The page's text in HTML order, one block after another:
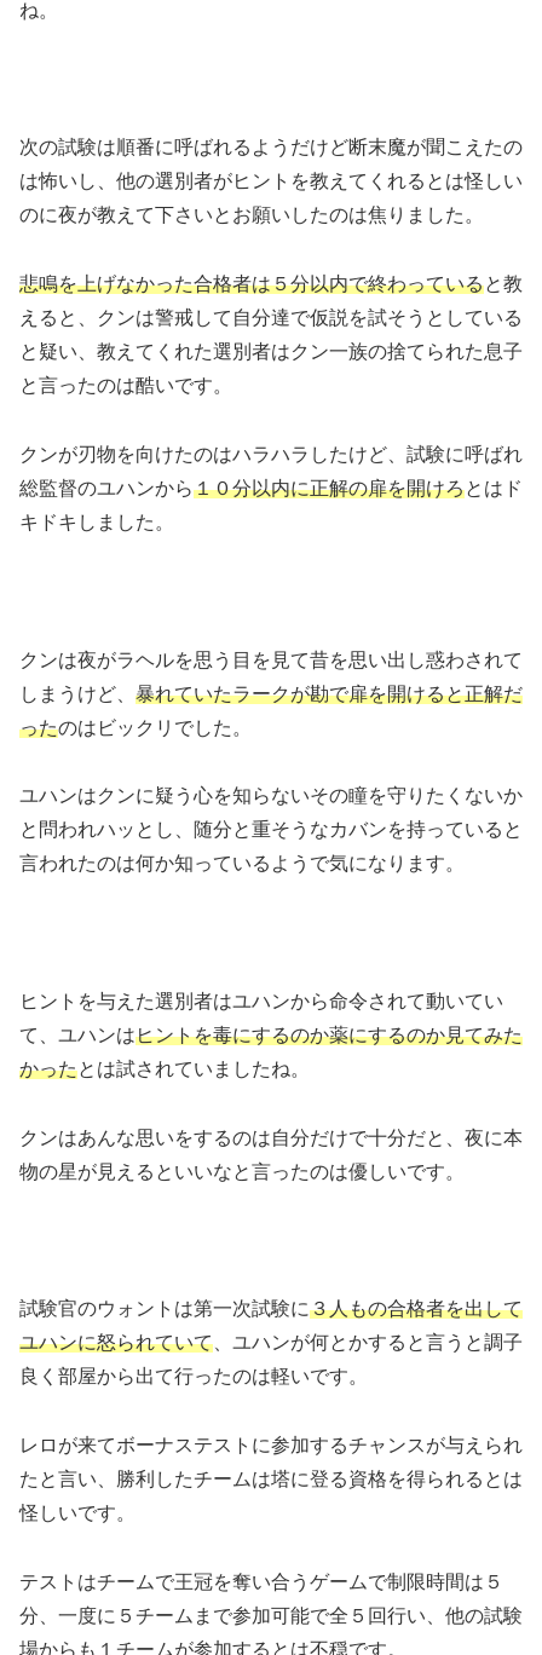
ね。
次の試験は順番に呼ばれるようだけど断末魔が聞こえたの
は怖いし、他の選別者がヒントを教えてくれるとは怪しい
のに夜が教えて下さいとお願いしたのは焦りました。
悲鳴を上げなかった合格者は５分以内で終わっていると教
えると、クンは警戒して自分達で仮説を試そうとしている
と疑い、教えてくれた選別者はクン一族の捨てられた息子
と言ったのは酷いです。
クンが刃物を向けたのはハラハラしたけど、試験に呼ばれ
総監督のユハンから１０分以内に正解の扉を開けろとはド
キドキしました。
クンは夜がラヘルを思う目を見て昔を思い出し惑わされて
しまうけど、 暴れていたラークが勘で扉を開けると正解だ
ったのはビックリでした。
ユハンはクンに疑う心を知らないその瞳を守りたくないか
と問われハッとし、随分と重そうなカバンを持っていると
言われたのは何か知っているようで気になります。
ヒントを与えた選別者はユハンから命令されて動いてい
て、ユハンはヒントを毒にするのか薬にするのか見てみた
かったとは試されていましたね。
クンはあんな思いをするのは自分だけで十分だと、夜に本
物の星が見えるといいなと言ったのは優しいです。
試験官のウォントは第一次試験に３人もの合格者を出して
ユハンに怒られていて 、ユハンが何とかすると言うと調子
良く部屋から出て行ったのは軽いです。
レロが来てボーナステストに参加するチャンスが与えられ
たと言い、勝利したチームは塔に登る資格を得られるとは
怪しいです。
テストはチームで王冠を奪い合うゲームで制限時間は５
分、一度に５チームまで参加可能で全５回行い、他の試験
場からも１チームが参加するとは不穏です。